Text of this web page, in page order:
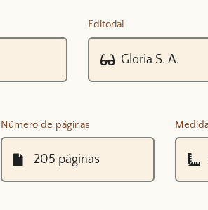
Editorial
Número de páginas